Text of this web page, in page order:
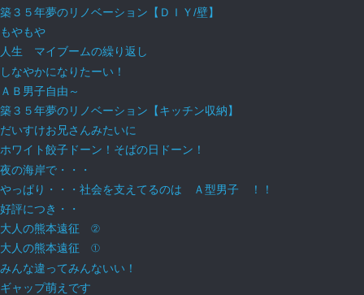
築３５年夢のリノベーション【ＤＩＹ/壁】
もやもや
人生 マイブームの繰り返し
しなやかになりたーい！
ＡＢ男子自由～
築３５年夢のリノベーション【キッチン収納】
だいすけお兄さんみたいに
ホワイト餃子ドーン！そばの日ドーン！
夜の海岸で・・・
やっぱり・・・社会を支えてるのは Ａ型男子 ！！
好評につき・・
大人の熊本遠征 ②
大人の熊本遠征 ①
みんな違ってみんないい！
ギャップ萌えです